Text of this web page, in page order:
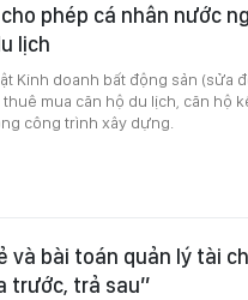
phép cá nhân nước
lịch
Kinh doanh bất động sản (sửa
thuê mua căn hộ du lịch, căn hộ
công trình xây dựng.
và bài toán quản lý tài
trước, trả sau”